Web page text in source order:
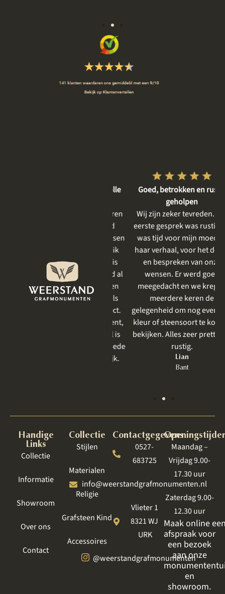
mooi vind. Het resultaat is
prachtig geworden . Ik had al
eerder iets laten uitvoeren
door Weerstand en net als
Goed, betrokken en rustig
geholpen
Wij zijn zeker tevreden. Het
eerste gesprek was rustig, er
was tijd voor mijn moeder,
haar verhaal, voor het delen
en bespreken van onze
wensen. Er werd goed
meegedacht en we kregen
meerdere keren de
gelegenheid om nog even een
kleur of steensoort te komen
bekijken. Alles zeer prettig en
rustig.
Handige
Links
Collectie
Informatie
Showroom
Over ons
Contact
Collectie
Stijlen
Materialen
Religie
Grafsteen Kind
Accessoires
Contactgegevens
0527-
683725
info@weerstandgrafmonumenten.nl
Vlieter 1
8321 WJ
URK
@weerstandgrafmonumenten
Maandag –
Vrijdag 9.00-
17.30 uur
Zaterdag 9.00-
12.30 uur
Maak online
afspraak voor
een bezoek
aan onze
en
showroom.